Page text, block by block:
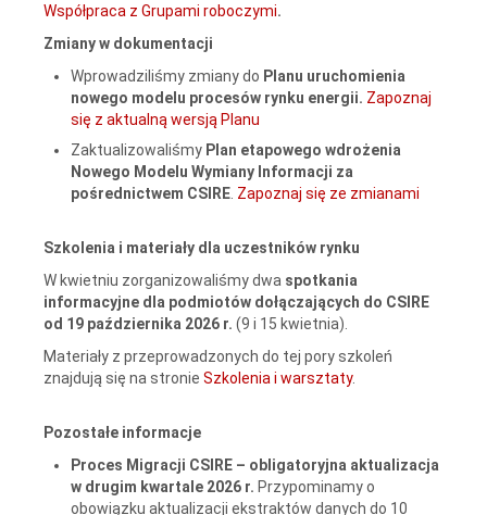
Współpraca z Grupami roboczymi.
Zmiany w dokumentacji
Wprowadziliśmy zmiany do Planu uruchomienia
nowego modelu procesów rynku energii. Zapoznaj
się z aktualną wersją Planu
Zaktualizowaliśmy Plan etapowego wdrożenia
Nowego Modelu Wymiany Informacji za
pośrednictwem CSIRE Zapoznaj się ze zmianami
Szkolenia i materiały dla uczestników rynku
W kwietniu zorganizowaliśmy dwa spotkania
informacyjne dla podmiotów dołączających do CSIRE
od 19 października 2026 r. (9 i 15 kwietnia).
Materiały z przeprowadzonych do tej pory szkoleń
znajdują się na stronie Szkolenia i warsztaty.
Pozostałe informacje
Proces Migracji CSIRE – obligatoryjna aktualizacja
w drugim kwartale 2026 r. Przypominamy o
obowiązku aktualizacji ekstraktów danych do 10